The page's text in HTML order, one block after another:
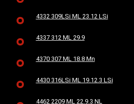
4332 309LSi ML 23.12 LSi
4337 312 ML 29.9
4370 307 ML 18.8 Mn
4430 316LSi ML 19.12.3 LSi
4462 2209 ML 22.9.3 NL